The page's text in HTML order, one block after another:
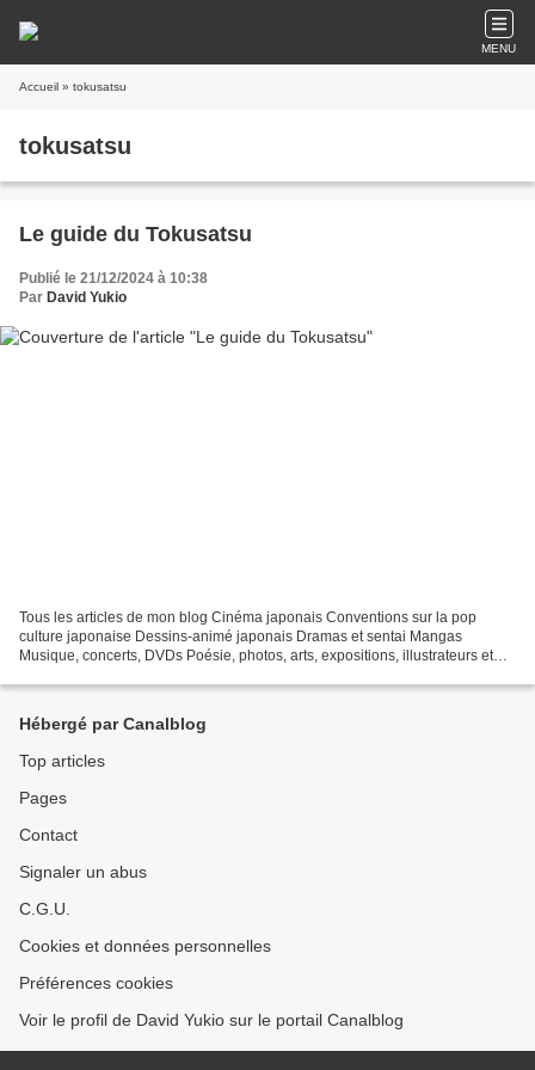
MENU
Accueil » tokusatsu
tokusatsu
Le guide du Tokusatsu
Publié le 21/12/2024 à 10:38
Par David Yukio
Tous les articles de mon blog Cinéma japonais Conventions sur la pop
culture japonaise Dessins-animé japonais Dramas et sentai Mangas
Musique, concerts, DVDs Poésie, photos, arts, expositions, illustrateurs et
Hébergé par Canalblog
Top articles
Pages
Contact
Signaler un abus
C.G.U.
Cookies et données personnelles
Préférences cookies
Voir le profil de David Yukio sur le portail Canalblog